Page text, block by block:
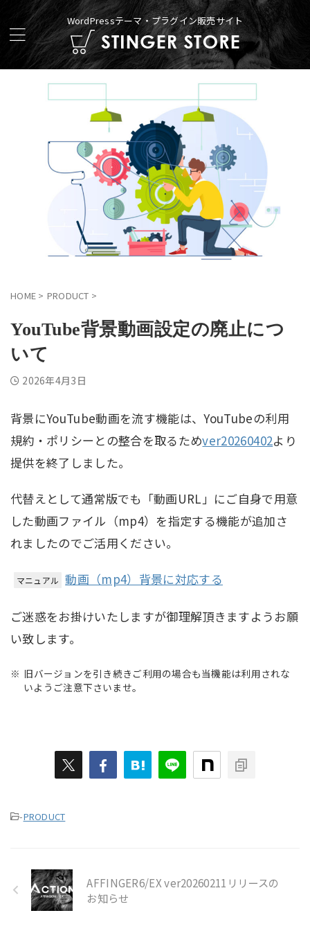
WordPressテーマ・プラグイン販売サイト
HOME > PRODUCT >
YouTube背景動画設定の廃止につ
いて
2026年4月3日
背景にYouTube動画を流す機能は、YouTubeの利用
規約・ポリシーとの整合を取るためver20260402より
提供を終了しました。
代替えとして通常版でも「動画URL」にご自身で用意
した動画ファイル（mp4）を指定する機能が追加さ
れましたのでご活用ください。
マニュアル 動画（mp4）背景に対応する
ご迷惑をお掛けいたしますが御理解頂きますようお願
い致します。
旧バージョンを引き続きご利用の場合も当機能は利用されな
いようご注意下さいませ。
-PRODUCT
AFFINGER6/EX ver20260211リリースの
お知らせ